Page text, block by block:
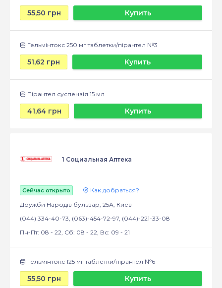
55,50 грн Купить
Гельмінтокс 250 мг таблетки/пірантел №3
51,62 грн Купить
Пірантел суспензія 15 мл
41,64 грн Купить
1 Социальная Аптека
Сейчас открыто
Как добраться?
Дружби Народів бульвар, 25А, Киев
(044) 334-40-73, (063)-454-72-97, (044)-221-33-08
Пн-Пт: 08 - 22, Сб: 08 - 22, Вс: 09 - 21
Гельмінтокс 125 мг таблетки/пірантел №6
55,50 грн Купить